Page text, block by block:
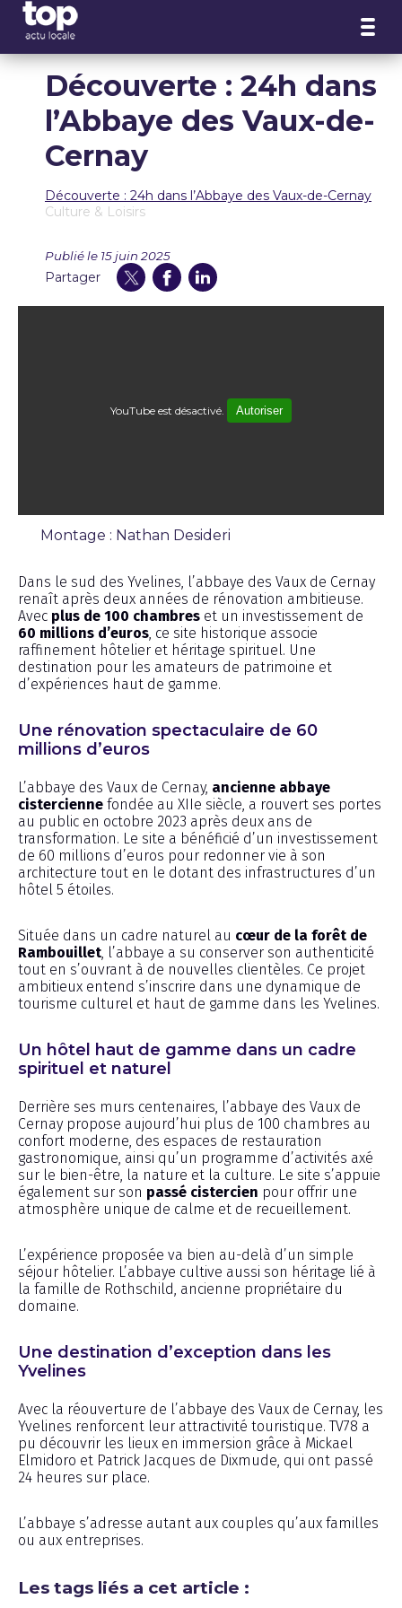
Découverte : 24h dans
l’Abbaye des Vaux-de-
Cernay
Découverte : 24h dans l’Abbaye des Vaux-de-Cernay
Culture & Loisirs
Publié le 15 juin 2025
Partager
YouTube est désactivé. Autoriser
Montage : Nathan Desideri
Dans le sud des Yvelines, l’abbaye des Vaux de Cernay
renaît après deux années de rénovation ambitieuse.
Avec plus de 100 chambres et un investissement de
60 millions d’euros , ce site historique associe
raffinement hôtelier et héritage spirituel. Une
destination pour les amateurs de patrimoine et
d’expériences haut de gamme.
Une rénovation spectaculaire de 60
millions d’euros
L’abbaye des Vaux de Cernay, ancienne abbaye
cistercienne fondée au XIIe siècle, a rouvert ses portes
au public en octobre 2023 après deux ans de
transformation. Le site a bénéficié d’un investissement
de 60 millions d’euros pour redonner vie à son
architecture tout en le dotant des infrastructures d’un
hôtel 5 étoiles.
Située dans un cadre naturel au cœur de la forêt de
Rambouillet , l’abbaye a su conserver son authenticité
tout en s’ouvrant à de nouvelles clientèles. Ce projet
ambitieux entend s’inscrire dans une dynamique de
tourisme culturel et haut de gamme dans les Yvelines.
Un hôtel haut de gamme dans un cadre
spirituel et naturel
Derrière ses murs centenaires, l’abbaye des Vaux de
Cernay propose aujourd’hui plus de 100 chambres au
confort moderne, des espaces de restauration
gastronomique, ainsi qu’un programme d’activités axé
sur le bien-être, la nature et la culture. Le site s’appuie
également sur son passé cistercien pour offrir une
atmosphère unique de calme et de recueillement.
L’expérience proposée va bien au-delà d’un simple
séjour hôtelier. L’abbaye cultive aussi son héritage lié à
la famille de Rothschild, ancienne propriétaire du
domaine.
Une destination d’exception dans les
Yvelines
Avec la réouverture de l’abbaye des Vaux de Cernay, les
Yvelines renforcent leur attractivité touristique. TV78 a
pu découvrir les lieux en immersion grâce à Mickael
Elmidoro et Patrick Jacques de Dixmude, qui ont passé
24 heures sur place.
L’abbaye s’adresse autant aux couples qu’aux familles
ou aux entreprises.
Les tags liés a cet article :
Panneau de gestion des cookies